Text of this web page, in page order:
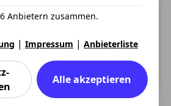
Anbietern zusammen.
| Impressum | Anbieterliste
Alle akzeptieren